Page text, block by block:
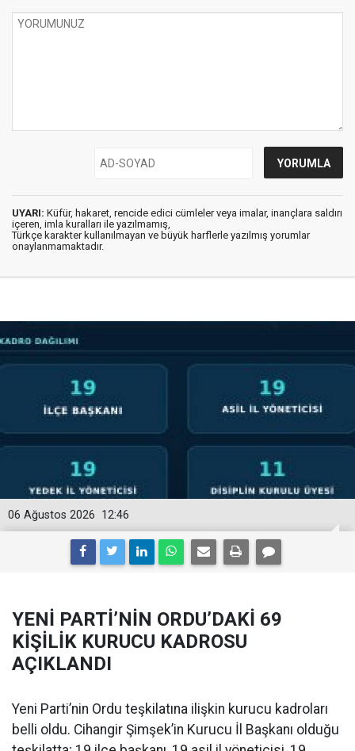
UYARI: Küfür, hakaret, rencide edici cümleler veya imalar, inançlara saldırı
içeren, imla kuralları ile yazılmamış,
Türkçe karakter kullanılmayan ve büyük harflerle yazılmış yorumlar
onaylanmamaktadır.
12:46
06 Ağustos 2026
YENİ PARTİ’NİN ORDU’DAKİ 69
KİŞİLİK KURUCU KADROSU
AÇIKLANDI
Yeni Parti’nin Ordu teşkilatına ilişkin kurucu kadroları
belli oldu. Cihangir Şimşek’in Kurucu İl Başkanı olduğu